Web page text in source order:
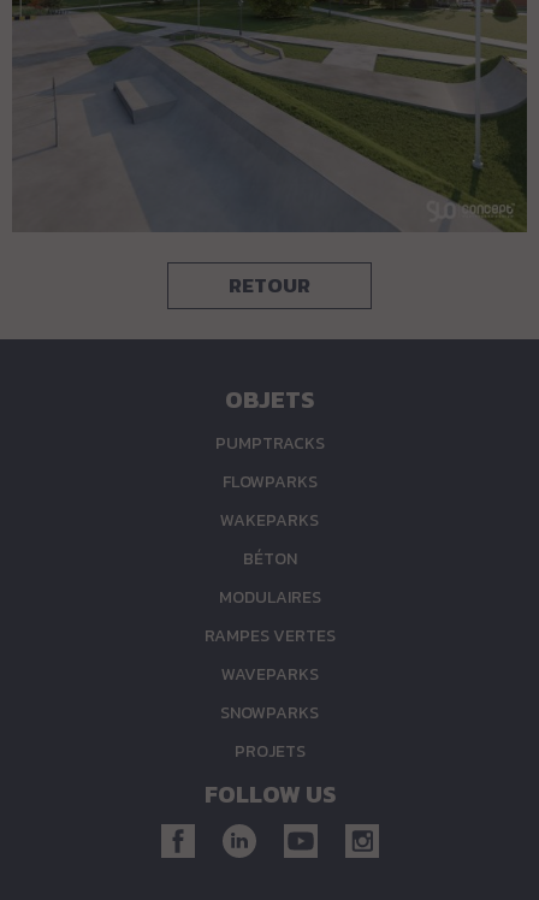
RETOUR
OBJETS
PUMPTRACKS
FLOWPARKS
WAKEPARKS
BÉTON
MODULAIRES
RAMPES VERTES
WAVEPARKS
SNOWPARKS
PROJETS
FOLLOW US